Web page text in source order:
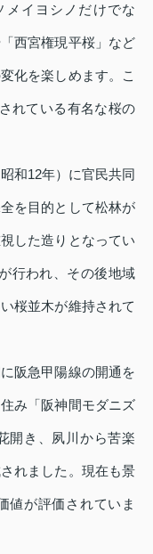
メイヨシノだけでな
西宮権現平桜」など
化を楽しめます。こ
れている有名な桜の
和12年）に官民共同
を目的として松林が
した造りとなってい
行われ、その後地域
桜並木が維持されて
阪急甲陽線の開通を
み「阪神間モダニズ
開き、夙川から苦楽
れました。現在も景
値が評価されていま